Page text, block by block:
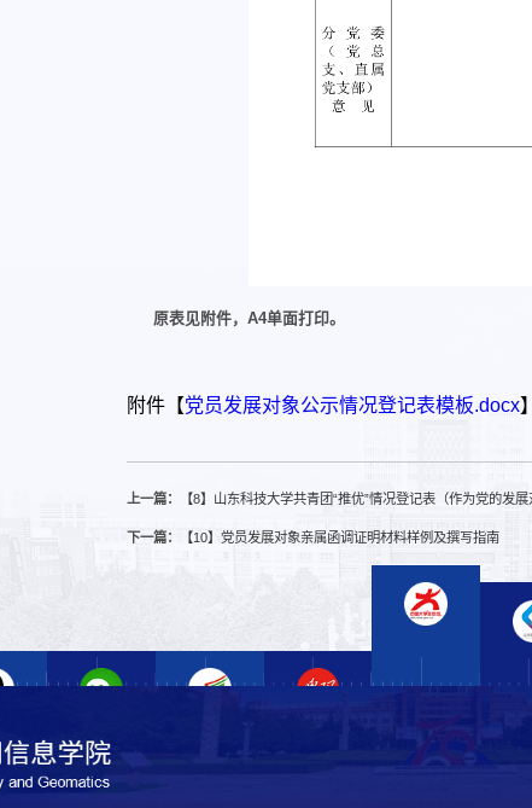
原表见附件，A4单面打印。
附件【党员发展对象公示情况登记表模板.docx
上一篇： 【8】山东科技大学共青团“推优”情况登记表（作为党的发
下一篇： 【10】党员发展对象亲属函调证明材料样例及撰写指南